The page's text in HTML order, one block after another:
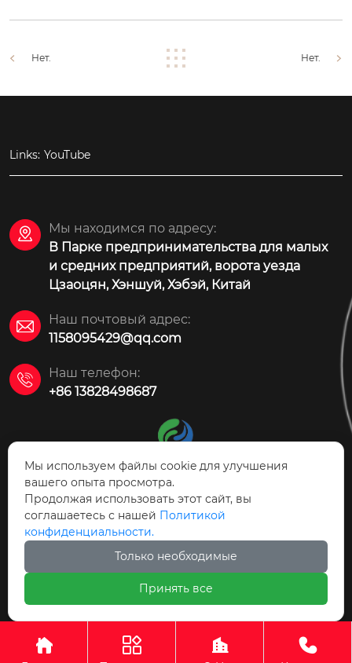
Нет. Нет.
Links: YouTube

Мы находимся по адресу:
В Парке предпринимательства для малых
и средних предприятий, ворота уезда
Цзаоцян, Хэншуй, Хэбэй, Китай

Наш почтовый адрес:
1158095429@qq.com

Наш телефон:
+86 13828498687
АО Технология защиты
окружающей среды Цзаоцян Ясинь
АО Технология защиты окружающей среды Цзаоцян
Ясинь
   
Мы используем файлы cookie для улучшения
вашего опыта просмотра.
Продолжая использовать этот сайт, вы
соглашаетесь с нашей Политикой
конфиденциальности.
Только необходимые
Принять все